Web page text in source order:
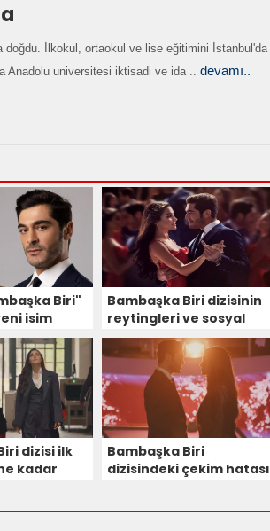
doğdu. İlkokul, ortaokul ve lise eğitimini İstanbul'da
Anadolu universitesi iktisadi ve ida .. devamı..
Biri"
isim
Bambaşka Biri dizisinin
reytingleri ve sosyal
medya arasındaki
uçurum şaşkına uğrattı
dizisi ilk
kadar
Bambaşka Biri
dizisindeki çekim hatası